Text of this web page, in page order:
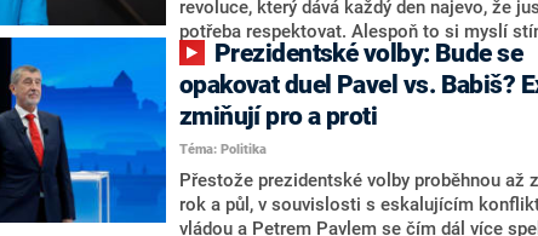
značně pochybuje. Podle něj současná
nemá osobu, která by Pavlovi mohla
revoluce, který dává každý den najevo, že
potřeba respektovat. Alespoň to si myslí
ministryně spravedlnosti ODS Eva Decroix. V
rozhovoru pro CNN Prima NEWS si nebrala
ohledně politického výkonu svého nástupce
Tejce (za ANO) či vládní zmocněnkyně pro
práva Taťány Malé (ANO). Označením
adresu vlády prý byla ještě hodná. Decroix
vrátila k volební porážce koalice Spolu či
hnutí Naše Česko Martina Kuby.
opakovat duel Pavel vs. Babiš?
zmiňují pro a proti
Téma: Politika
Přestože prezidentské volby proběhnou až
rok a půl, v souvislosti s eskalujícím
vládou a Petrem Pavlem se čím dál více